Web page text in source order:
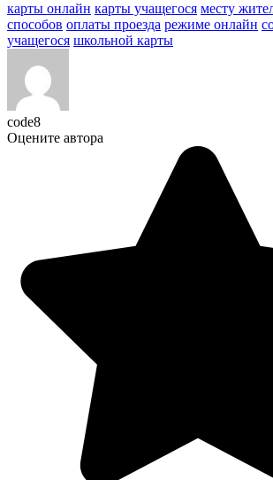
карты онлайн карты учащегося месту
способов оплаты проезда режиме онлайн
учащегося школьной карты
code8
Оцените автора